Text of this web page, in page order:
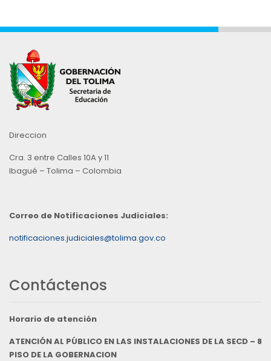
Direccion
Cra. 3 entre Calles 10A y 11
Ibagué – Tolima – Colombia
Correo de Notificaciones Judiciales:
notificaciones.judiciales@tolima.gov.co
Contáctenos
Horario de atención
ATENCIÓN AL PÚBLICO EN LAS INSTALACIONES DE LA SECD – 8
PISO DE LA GOBERNACION